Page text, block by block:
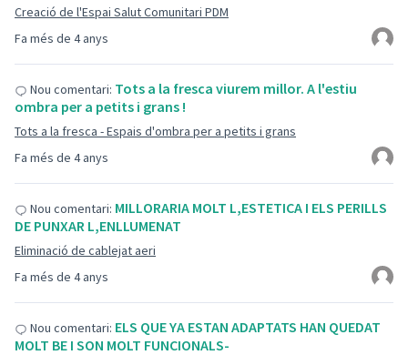
Fa més de 4 anys
Creació de l'Espai Salut Comunitari PDM
Fa més de 4 anys
Nou comentari: Tots a la fresca viurem millor. A l'estiu
ombra per a petits i grans !
Tots a la fresca - Espais d'ombra per a petits i grans
Fa més de 4 anys
Nou comentari: MILLORARIA MOLT L,ESTETICA I ELS PERILLS
DE PUNXAR L,ENLLUMENAT
Eliminació de cablejat aeri
Nou comentari: ELS QUE YA ESTAN ADAPTATS HAN QUEDAT
MOLT BE I SON MOLT FUNCIONALS-